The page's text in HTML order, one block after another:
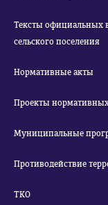
Тексты официальных
сельского поселения
Нормативные акты
Проекты
Муниципальные
Противодействие
ТКО